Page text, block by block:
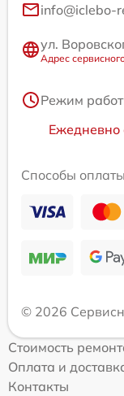
info@iclebo-
ул.
Адрес
Режим
Ежедневно
Способы оплаты
© 2026
Стоимость
Оплата и
Контакты